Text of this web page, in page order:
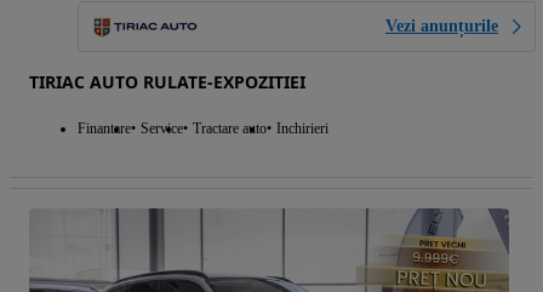
Vezi anunțurile
TIRIAC AUTO RULATE-EXPOZITIEI
Finantare Service Tractare auto Inchirieri